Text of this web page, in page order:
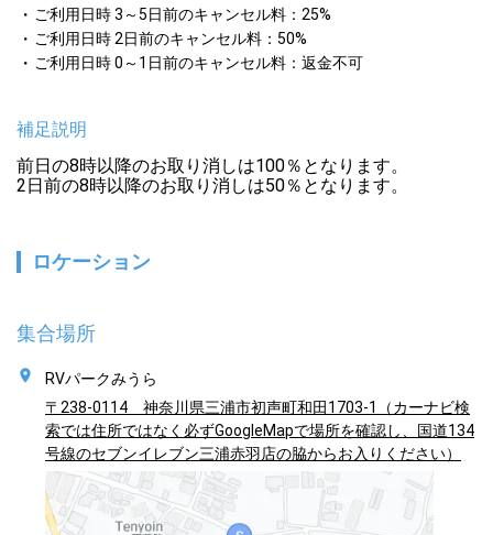
ご利用日時 3～5日前のキャンセル料：25%
ご利用日時 2日前のキャンセル料：50%
ご利用日時 0～1日前のキャンセル料：返金不可
補足説明
前日の8時以降のお取り消しは100％となります。
2日前の8時以降のお取り消しは50％となります。
ロケーション
集合場所
RVパークみうら
〒238-0114 神奈川県三浦市初声町和田1703-1（カーナビ検
索では住所ではなく必ずGoogleMapで場所を確認し、国道134
号線のセブンイレブン三浦赤羽店の脇からお入りください）